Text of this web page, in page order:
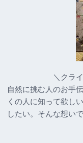
＼クラ
自然に挑む人のお手
くの人に知って欲し
したい。そんな想い